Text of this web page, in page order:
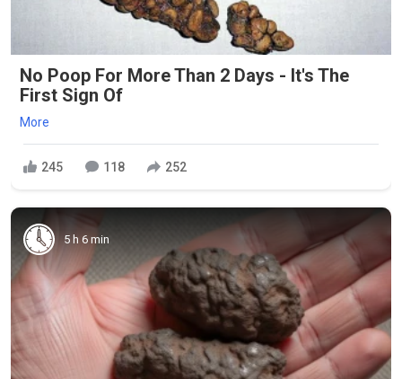
No Poop For More Than 2 Days - It's The
First Sign Of
More
245 118 252
5 h 6 min